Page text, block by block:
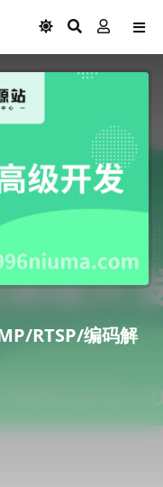
RTSP/编码解